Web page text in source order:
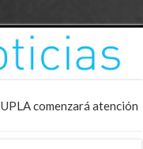
comenzará atención